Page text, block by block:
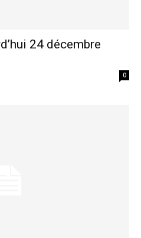
24 décembre
0